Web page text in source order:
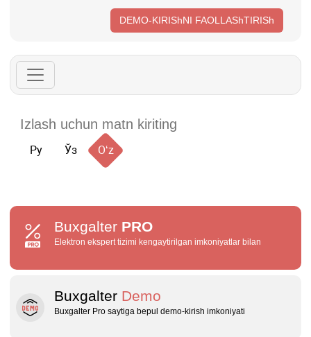
DEMO-KIRIShNI FAOLLAShTIRISh
Ру Ўз Oʻz
Buxgalter PRO
Elektron ekspert tizimi kengaytirilgan imkoniyatlar bilan
Buxgalter Demo
Buxgalter Pro saytiga bepul demo‑kirish imkoniyati